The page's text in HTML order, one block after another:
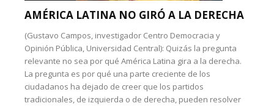
AMÉRICA LATINA NO GIRÓ A LA DERECHA
(Gustavo Campos, investigador Centro Democracia y
Opinión Pública, Universidad Central): Quizás la pregunta
relevante no sea por qué América Latina gira a la derecha.
La pregunta es por qué una parte creciente de los
ciudadanos ha dejado de creer que los partidos
tradicionales, de izquierda o de derecha, pueden resolver